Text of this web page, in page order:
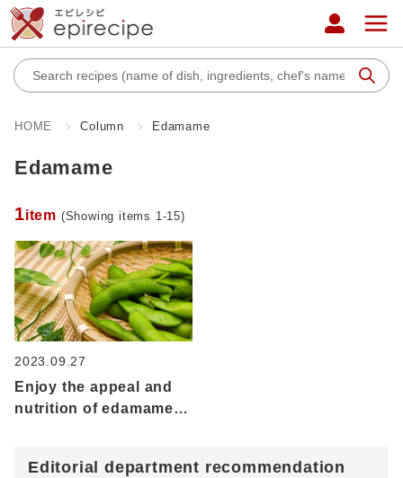
HOME Column Edamame
Edamame
1item (Showing items 1-15)
2023.09.27
Enjoy the appeal and
nutrition of edamame
Editorial department recommendation